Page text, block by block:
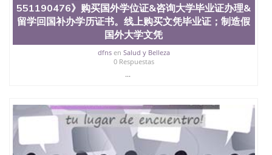
与人类发展学院、信息工程与科学学院、人文学院、
护理学院、科学学院等。学校的教育学院排名在全美
前十名，工学院排名在前十五名，且继续攀升中。纽
约大学为学生们提供本科、硕士及博士学位。学校的
专业课程包括：会计学、MBA、财务、教育、建筑工
程、经济、医学、护理、文学、音乐、生物学、统计
学、美术、电子工程、天文学、农业、环境污染控
理、材料科学、机械工程、航天工程、土木工程、数
学、化学、英语、社会科学、心理学、戏剧、市场营
销、机械工程、计算机科学、物理学、人工智能、商
科、金融专业 1、客户提供相关材料，确定客户办理
信息，给出操作方案； 2、补充毕业证成绩单等相关
551190476》购买国外学位证&咨询大学毕业证办理&
留学回国补办学历证书。线上购买文凭毕业证；制造假
国外大学文凭
dfnsen Salud y Belleza
0 Respuestas
...